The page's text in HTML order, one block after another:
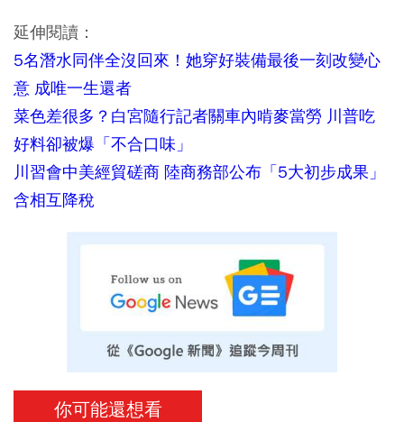
延伸閱讀：
5名潛水同伴全沒回來！她穿好裝備最後一刻改變心
意 成唯一生還者
菜色差很多？白宮隨行記者關車內啃麥當勞 川普吃
好料卻被爆「不合口味」
川習會中美經貿磋商 陸商務部公布「5大初步成果」
含相互降稅
你可能還想看